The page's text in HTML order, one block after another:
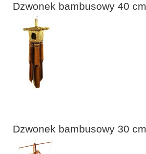
Dzwonek bambusowy 40 cm
Dzwonek bambusowy 30 cm